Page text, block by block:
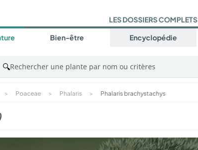
LES DOSSIERS COMPLETS
Bien-être Encyclopédie
🔍Rechercher une plante par nom ou critères
> Poaceae > Phalaris > Phalaris brachystachys